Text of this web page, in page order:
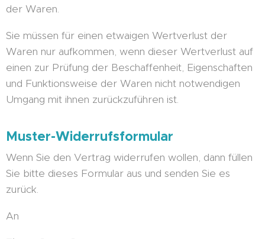
der Waren.
Sie müssen für einen etwaigen Wertverlust der
Waren nur aufkommen, wenn dieser Wertverlust auf
einen zur Prüfung der Beschaffenheit, Eigenschaften
und Funktionsweise der Waren nicht notwendigen
Umgang mit ihnen zurückzuführen ist.
Muster-Widerrufsformular
Wenn Sie den Vertrag widerrufen wollen, dann füllen
Sie bitte dieses Formular aus und senden Sie es
zurück.
An